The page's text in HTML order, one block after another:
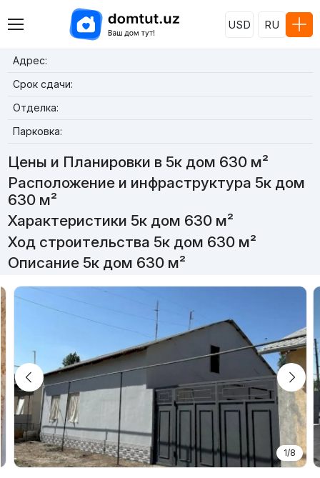
USD RU
Адрес:
Срок сдачи:
Отделка:
Парковка:
Цены и Планировки в 5к дом 630 м²
Расположение и инфраструктура 5к дом
630 м²
Характеристики 5к дом 630 м²
Ход строительства 5к дом 630 м²
Описание 5к дом 630 м²
1/8